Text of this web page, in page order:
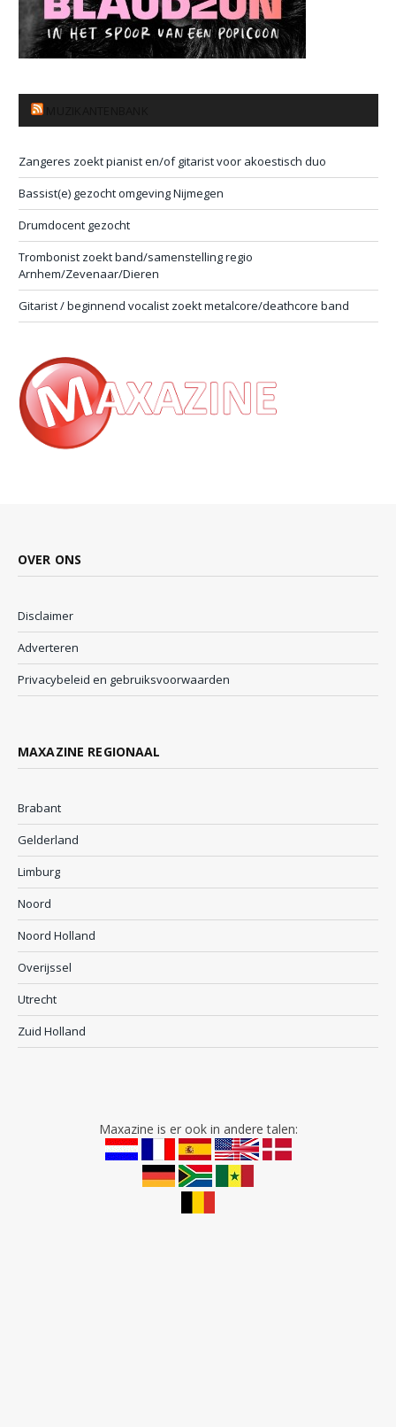
Zangeres zoekt pianist en/of gitarist voor akoestisch duo
Bassist(e) gezocht omgeving Nijmegen
Drumdocent gezocht
Trombonist zoekt band/samenstelling regio
Arnhem/Zevenaar/Dieren
Gitarist / beginnend vocalist zoekt metalcore/deathcore band
OVER ONS
Disclaimer
Adverteren
Privacybeleid en gebruiksvoorwaarden
MAXAZINE REGIONAAL
Brabant
Gelderland
Limburg
Noord
Noord Holland
Overijssel
Utrecht
Zuid Holland
Maxazine is er ook in andere talen: